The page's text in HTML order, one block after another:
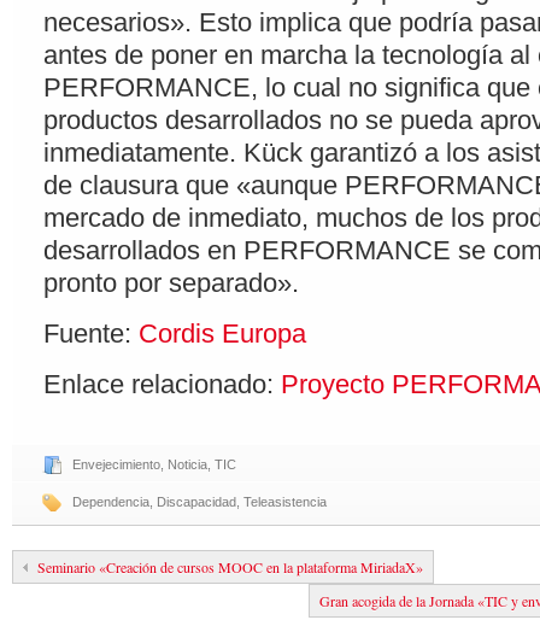
necesarios». Esto implica que podría
antes de poner en marcha la tecnología al
PERFORMANCE, lo cual no significa que
productos desarrollados no se pueda
inmediatamente. Kück garantizó a los
de clausura que «aunque
mercado de inmediato, muchos de los
desarrollados en PERFORMANCE se
pronto por separado».
Fuente: Cordis Europa
Enlace relacionado: Proyecto
Envejecimiento Noticia TIC
Dependencia Discapacidad Teleasistencia
Seminario «Creación de cursos MOOC en la plataforma MiriadaX»
Gran acogida de la Jornada «TIC y